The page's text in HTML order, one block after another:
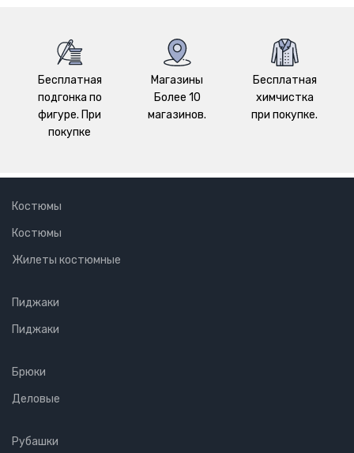
Бесплатная
подгонка по
фигуре. При
покупке
Магазины
Более 10
магазинов.
Бесплатная
химчистка
при покупке.
Костюмы
Костюмы
Жилеты костюмные
Пиджаки
Пиджаки
Брюки
Деловые
Рубашки